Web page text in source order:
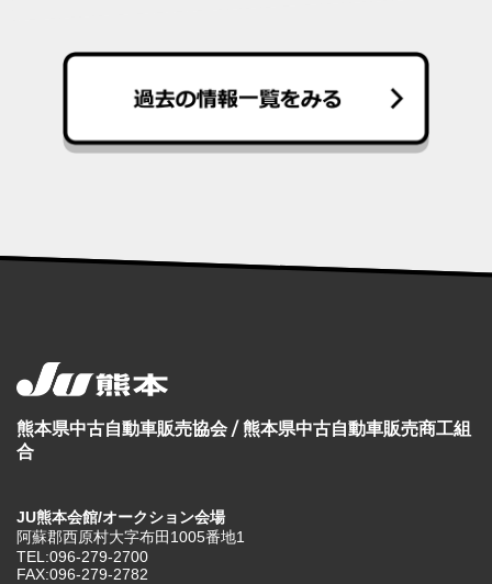
熊本県中古自動車販売協会 / 熊本県中古自動車販売商工組
合
JU熊本会館/オークション会場
阿蘇郡西原村大字布田1005番地1
TEL:096-279-2700
FAX:096-279-2782